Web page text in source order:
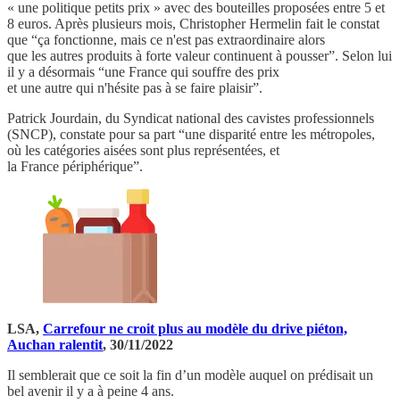
« une politique petits prix » avec des bouteilles proposées entre 5 et
8 euros. Après plusieurs mois, Christopher Hermelin fait le constat
que “ça fonctionne, mais ce n'est pas extraordinaire alors
que les autres produits à forte valeur continuent à pousser”. Selon lui
il y a désormais “une France qui souffre des prix
et une autre qui n'hésite pas à se faire plaisir”.
Patrick Jourdain, du Syndicat national des cavistes professionnels
(SNCP), constate pour sa part “une disparité entre les métropoles,
où les catégories aisées sont plus représentées, et
la France périphérique”.
LSA, Carrefour ne croit plus au modèle du drive piéton,
Auchan ralentit, 30/11/2022
Il semblerait que ce soit la fin d’un modèle auquel on prédisait un
bel avenir il y a à peine 4 ans.